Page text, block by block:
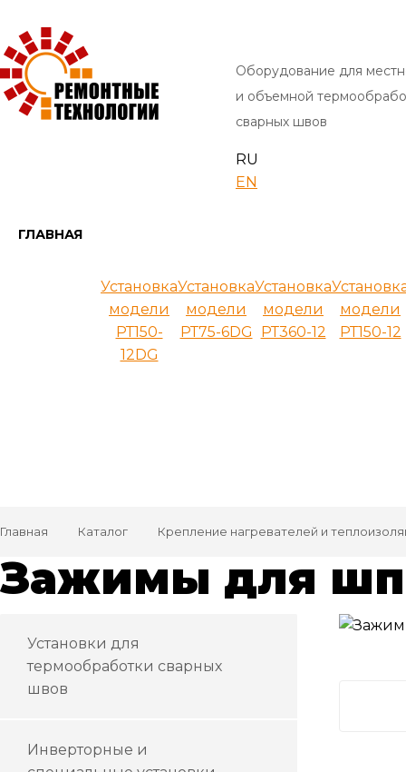
Оборудование для
и объемной
сварных швов
RU
EN
ГЛАВНАЯ
Установка
модели
РТ150-
12DG
Установка
модели
РТ75-6DG
Установка
модели
РТ360-12
модели
РТ150-12
Главная Каталог Крепление нагревателей и
Зажимы для
Установки для
термообработки сварных
швов
Инверторные и